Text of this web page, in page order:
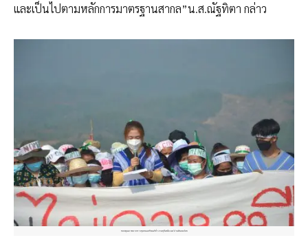
และเป็นไปตามหลักการมาตรฐานสากล”น.ส.ณัฐทิตา กล่าว
ขอบคุณภาพจากชาวชุมชนและคณะทำงานยุติเหมืองแร่ถ่านหินอมก๋อย